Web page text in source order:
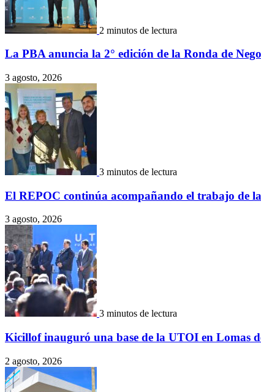
2 minutos de lectura
La PBA anuncia la 2° edición de la Ronda de
3 agosto, 2026
3 minutos de lectura
El REPOC continúa acompañando el trabajo de
3 agosto, 2026
3 minutos de lectura
Kicillof inauguró una base de la UTOI en Lomas
2 agosto, 2026